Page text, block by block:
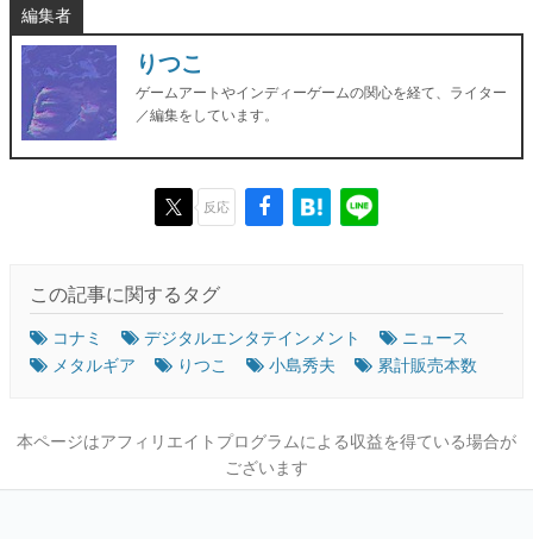
編集者
りつこ
ゲームアートやインディーゲームの関心を経て、ライター
／編集をしています。
反応
この記事に関するタグ
コナミ デジタルエンタテインメント
ニュース
メタルギア
りつこ 小島秀夫 累計販売本数
本ページはアフィリエイトプログラムによる収益を得ている場合が
ございます